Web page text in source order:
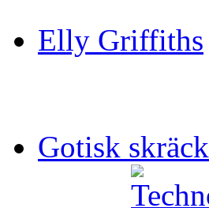
Elly Griffiths
Gotisk skräck